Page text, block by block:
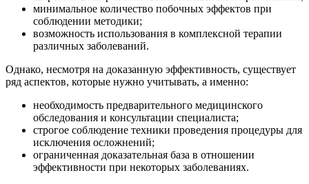
минимальное количество побочных эффектов при
соблюдении методики;
возможность использования в комплексной терапии
различных заболеваний.
Однако, несмотря на доказанную эффективность, существует
ряд аспектов, которые нужно учитывать, а именно:
необходимость предварительного медицинского
обследования и консультации специалиста;
строгое соблюдение техники проведения процедуры для
исключения осложнений;
ограниченная доказательная база в отношении
эффективности при некоторых заболеваниях.